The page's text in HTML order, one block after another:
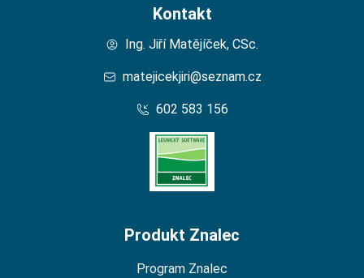
Kontakt
Ing. Jiří Matějíček, CSc.
matejicekjiri@seznam.cz
602 583 156
Domů – Lesní Znalec
Produkt Znalec
Program Znalec